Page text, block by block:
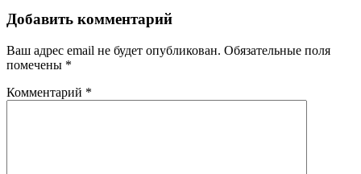
Добавить комментарий
Ваш адрес email не будет опубликован. Обязательные поля
помечены *
Комментарий *